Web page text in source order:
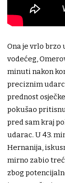
Ona je vrlo brzo
vodećeg,
minuti nakon
preciznim
prednost
pokušao
pred sam kraj
udarac. U 43.
Hernanija,
mirno zabio
zbog